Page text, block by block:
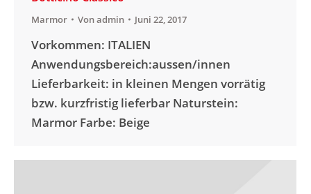
Marmor Vonadmin Juni 22, 2017
Vorkommen: ITALIEN
Anwendungsbereich:aussen/innen
Lieferbarkeit: in kleinen Mengen vorrätig
bzw. kurzfristig lieferbar Naturstein:
Marmor Farbe: Beige